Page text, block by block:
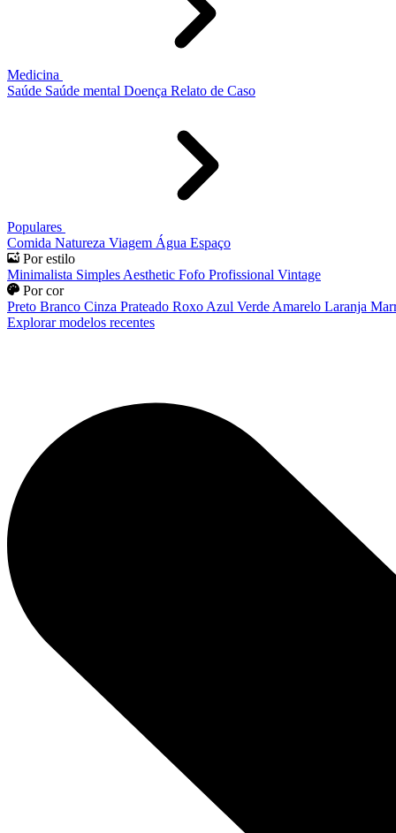
Medicina
Saúde Saúde mental Doença Relato de Caso
Populares
Comida Natureza Viagem Água Espaço
Por estilo
Minimalista Simples Aesthetic Fofo Profissional Vintage
Por cor
Preto Branco Cinza Prateado Roxo Azul Verde Amarelo Laranja
Explorar modelos recentes